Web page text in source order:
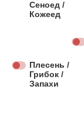
Сеноед /
Кожеед
Плесень /
Грибок /
Запахи